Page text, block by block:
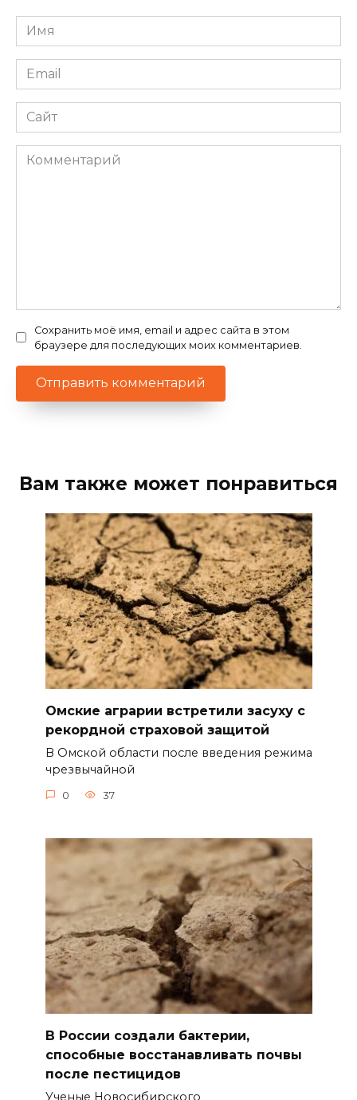
Имя
*
Email
*
Сайт
Комментарий
Сохранить моё имя, email и адрес сайта в этом
браузере для последующих моих комментариев.
Вам также может понравиться
Омские аграрии встретили засуху с
рекордной страховой защитой
В Омской области после введения режима
чрезвычайной
0 37
В России создали бактерии,
способные восстанавливать почвы
после пестицидов
Ученые Новосибирского